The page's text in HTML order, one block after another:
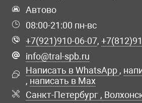
Автово
08:00-21:00 пн-вс
+7(921)910-06-07,
info@tral-spb.ru
Написать в WhatsApp ,
, написать в Max
Санкт-Петербург ,